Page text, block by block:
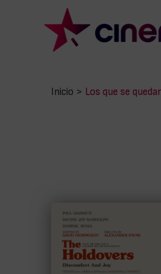
Inicio > Los que se